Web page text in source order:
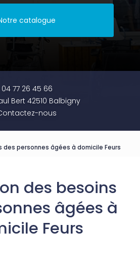
catalogue
04 77 26 45 66
Bert 42510 Balbigny
nous
des personnes âgées à domicile Feurs
des besoins
âgées à
Feurs